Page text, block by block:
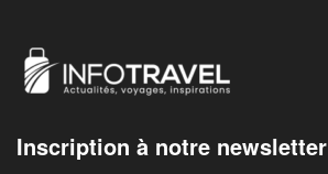
Inscription à notre newsletter